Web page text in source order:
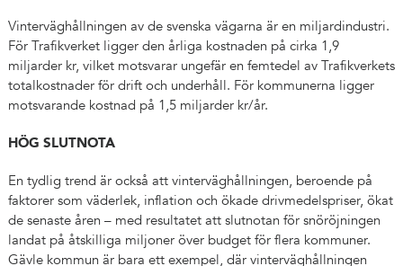
Vinterväghållningen av de svenska vägarna är en miljardindustri.
För Trafikverket ligger den årliga kostnaden på cirka 1,9
miljarder kr, vilket motsvarar ungefär en femtedel av Trafikverkets
totalkostnader för drift och underhåll. För kommunerna ligger
motsvarande kostnad på 1,5 miljarder kr/år.
HÖG SLUTNOTA
En tydlig trend är också att vinterväghållningen, beroende på
faktorer som väderlek, inflation och ökade drivmedelspriser, ökat
de senaste åren – med resultatet att slutnotan för snöröjningen
landat på åtskilliga miljoner över budget för flera kommuner.
Gävle kommun är bara ett exempel, där vinterväghållningen